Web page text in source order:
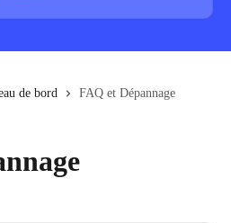
de bord FAQ et Dépannage